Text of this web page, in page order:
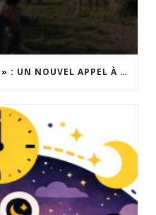
« INSPIRONS LE QUARTIER » : UN NOUVEL APPEL À PROJETS EST LANCÉ !